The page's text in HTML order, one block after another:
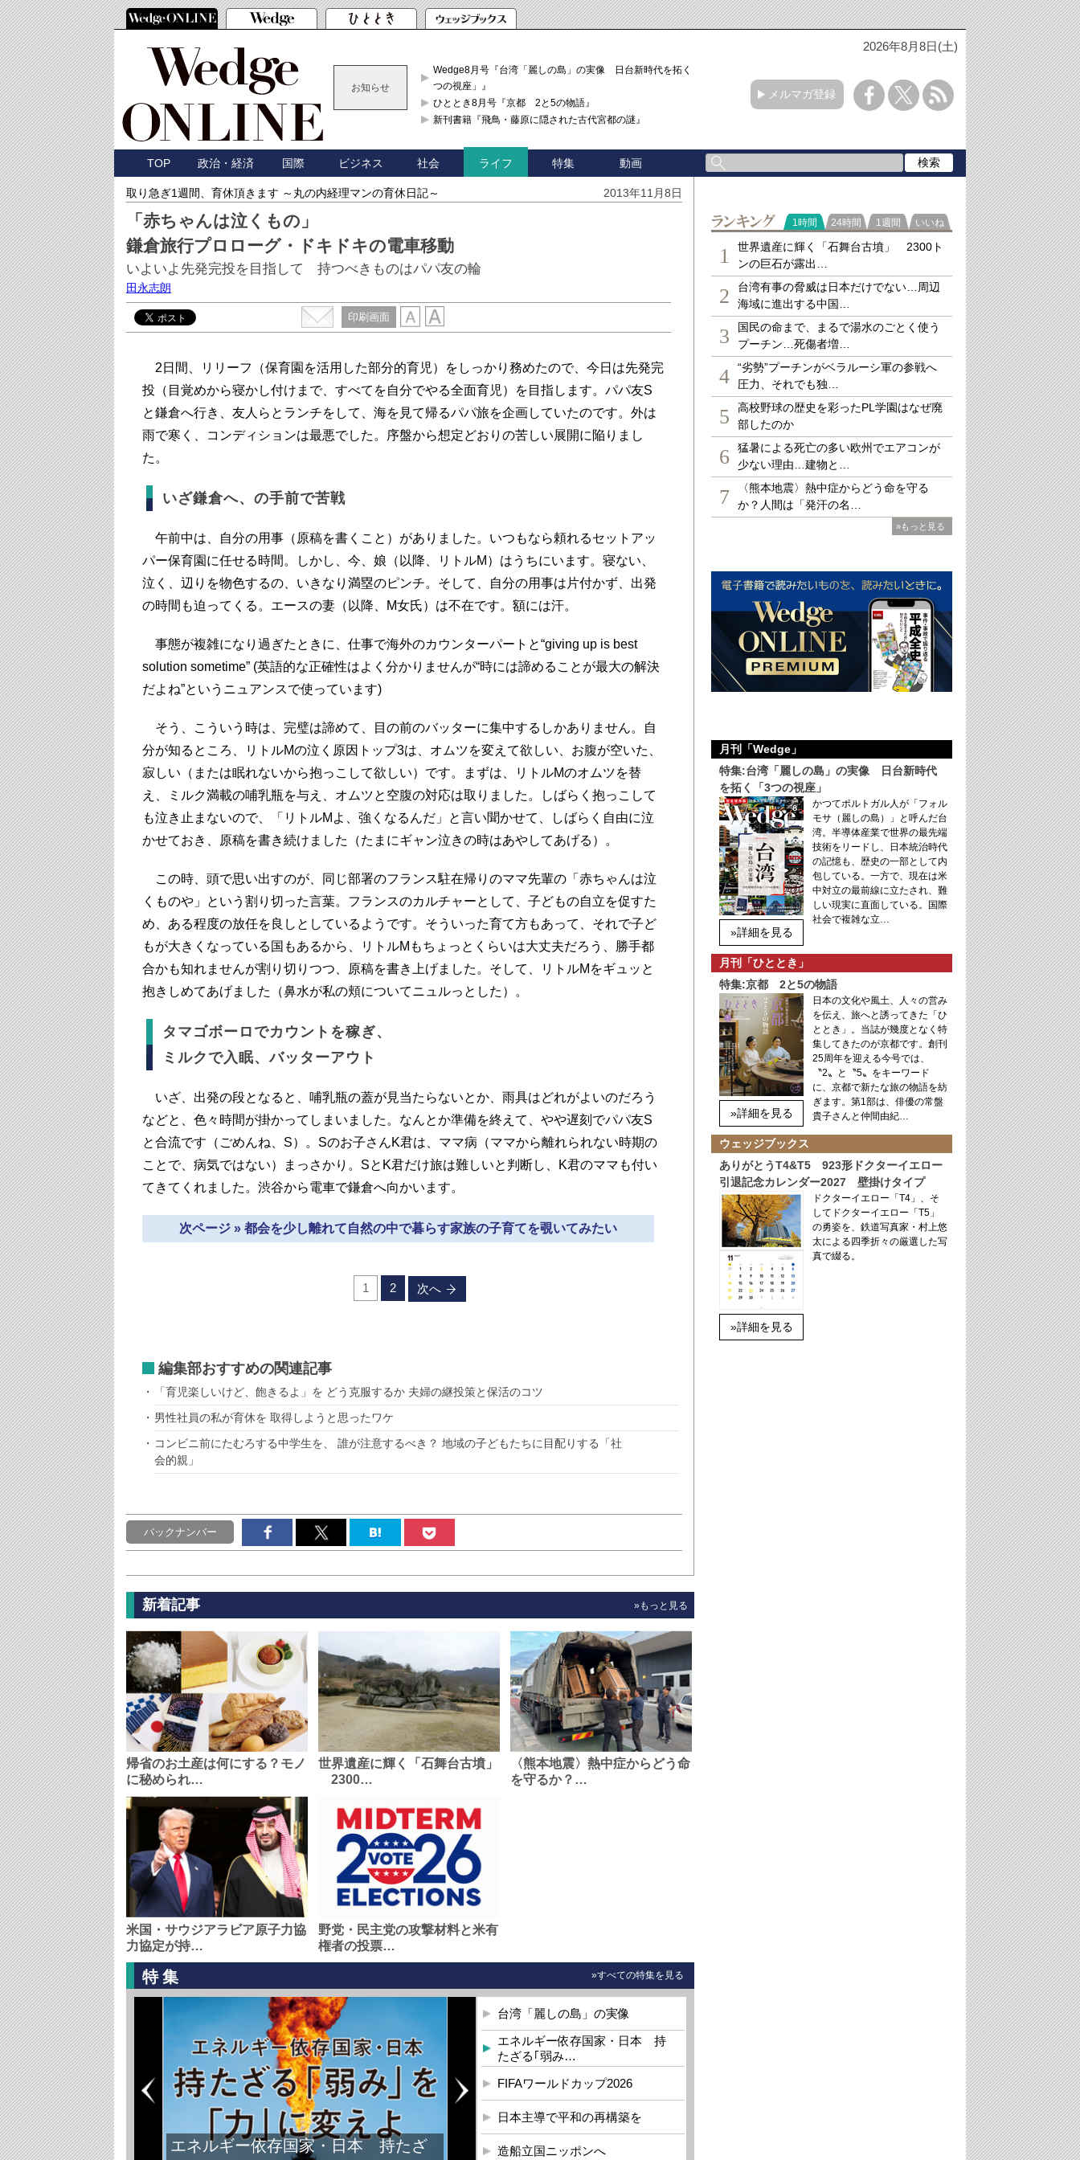
2026年8月8日(土)
お知らせ
Wedge8月号『台湾「麗しの島」の実像 日台新時代を拓く「3
つの視座」』
ひととき8月号『京都 2と5の物語』
新刊書籍『飛鳥・藤原に隠された古代宮都の謎』
メルマガ登録
TOP 政治・経済 国際 ビジネス 社会 ライフ 特集 動画
取り急ぎ1週間、育休頂きます ～丸の内経理マンの育休日記～ 2013年11月8日
「赤ちゃんは泣くもの」
鎌倉旅行プロローグ・ドキドキの電車移動
いよいよ先発完投を目指して 持つべきものはパパ友の輪
田永志朗
印刷画面
2日間、リリーフ（保育園を活用した部分的育児）をしっかり務めたので、今日は先発完
投（目覚めから寝かし付けまで、すべてを自分でやる全面育児）を目指します。パパ友S
と鎌倉へ行き、友人らとランチをして、海を見て帰るパパ旅を企画していたのです。外は
雨で寒く、コンディションは最悪でした。序盤から想定どおりの苦しい展開に陥りまし
た。
いざ鎌倉へ、の手前で苦戦
午前中は、自分の用事（原稿を書くこと）がありました。いつもなら頼れるセットアッ
パー保育園に任せる時間。しかし、今、娘（以降、リトルM）はうちにいます。寝ない、
泣く、辺りを物色するの、いきなり満塁のピンチ。そして、自分の用事は片付かず、出発
の時間も迫ってくる。エースの妻（以降、M女氏）は不在です。額には汗。
事態が複雑になり過ぎたときに、仕事で海外のカウンターパートと“giving up is best
solution sometime” (英語的な正確性はよく分かりませんが“時には諦めることが最大の解決
だよね”というニュアンスで使っています)
そう、こういう時は、完璧は諦めて、目の前のバッターに集中するしかありません。自
分が知るところ、リトルMの泣く原因トップ3は、オムツを変えて欲しい、お腹が空いた、
寂しい（または眠れないから抱っこして欲しい）です。まずは、リトルMのオムツを替
え、ミルク満載の哺乳瓶を与え、オムツと空腹の対応は取りました。しばらく抱っこして
も泣き止まないので、「リトルMよ、強くなるんだ」と言い聞かせて、しばらく自由に泣
かせておき、原稿を書き続けました（たまにギャン泣きの時はあやしてあげる）。
この時、頭で思い出すのが、同じ部署のフランス駐在帰りのママ先輩の「赤ちゃんは泣
くものや」という割り切った言葉。フランスのカルチャーとして、子どもの自立を促すた
め、ある程度の放任を良しとしているようです。そういった育て方もあって、それで子ど
もが大きくなっている国もあるから、リトルMもちょっとくらいは大丈夫だろう、勝手都
合かも知れませんが割り切りつつ、原稿を書き上げました。そして、リトルMをギュッと
抱きしめてあげました（鼻水が私の頬についてニュルっとした）。
タマゴボーロでカウントを稼ぎ、
ミルクで入眠、バッターアウト
いざ、出発の段となると、哺乳瓶の蓋が見当たらないとか、雨具はどれがよいのだろう
などと、色々時間が掛かってしまいました。なんとか準備を終えて、やや遅刻でパパ友S
と合流です（ごめんね、S）。Sのお子さんK君は、ママ病（ママから離れられない時期の
ことで、病気ではない）まっさかり。SとK君だけ旅は難しいと判断し、K君のママも付い
てきてくれました。渋谷から電車で鎌倉へ向かいます。
次ページ » 都会を少し離れて自然の中で暮らす家族の子育てを覗いてみたい
1 2 次へ
編集部おすすめの関連記事
「育児楽しいけど、飽きるよ」を どう克服するか 夫婦の継投策と保活のコツ
男性社員の私が育休を 取得しようと思ったワケ
コンビニ前にたむろする中学生を、 誰が注意するべき？ 地域の子どもたちに目配りする「社
会的親」
バックナンバー
新着記事 »もっと見る
帰省のお土産は何にする？モノ
に秘められ…
世界遺産に輝く「石舞台古墳」
2300…
〈熊本地震〉熱中症からどう命
を守るか？…
米国・サウジアラビア原子力協
力協定が持…
野党・民主党の攻撃材料と米有
権者の投票…
特集 »すべての特集を見る
エネルギー依存国家・日本 持たざ
台湾「麗しの島」の実像
エネルギー依存国家・日本 持
たざる｢弱み…
FIFAワールドカップ2026
日本主導で平和の再構築を
造船立国ニッポンへ
ランキング
1時間 24時間 1週間 いいね
1
世界遺産に輝く「石舞台古墳」 2300ト
ンの巨石が露出…
2
台湾有事の脅威は日本だけでない…周辺
海域に進出する中国…
3
国民の命まで、まるで湯水のごとく使う
プーチン…死傷者増…
4
“劣勢”プーチンがベラルーシ軍の参戦へ
圧力、それでも独…
5
高校野球の歴史を彩ったPL学園はなぜ廃
部したのか
6
猛暑による死亡の多い欧州でエアコンが
少ない理由…建物と…
7
〈熊本地震〉熱中症からどう命を守る
か？人間は「発汗の名…
»もっと見る
月刊「Wedge」
特集:台湾「麗しの島」の実像 日台新時代
を拓く「3つの視座」
»詳細を見る
かつてポルトガル人が「フォル
モサ（麗しの島）」と呼んだ台
湾。半導体産業で世界の最先端
技術をリードし、日本統治時代
の記憶も、歴史の一部として内
包している。一方で、現在は米
中対立の最前線に立たされ、難
しい現実に直面している。国際
社会で複雑な立…
月刊「ひととき」
特集:京都 2と5の物語
»詳細を見る
日本の文化や風土、人々の営み
を伝え、旅へと誘ってきた「ひ
ととき」。当誌が幾度となく特
集してきたのが京都です。創刊
25周年を迎える今号では、
〝2〟と〝5〟をキーワード
に、京都で新たな旅の物語を紡
ぎます。第1部は、俳優の常盤
貴子さんと仲間由紀…
ウェッジブックス
ありがとうT4&T5 923形ドクターイエロー
引退記念カレンダー2027 壁掛けタイプ
»詳細を見る
ドクターイエロー「T4」、そ
してドクターイエロー「T5」
の勇姿を、鉄道写真家・村上悠
太による四季折々の厳選した写
真で綴る。